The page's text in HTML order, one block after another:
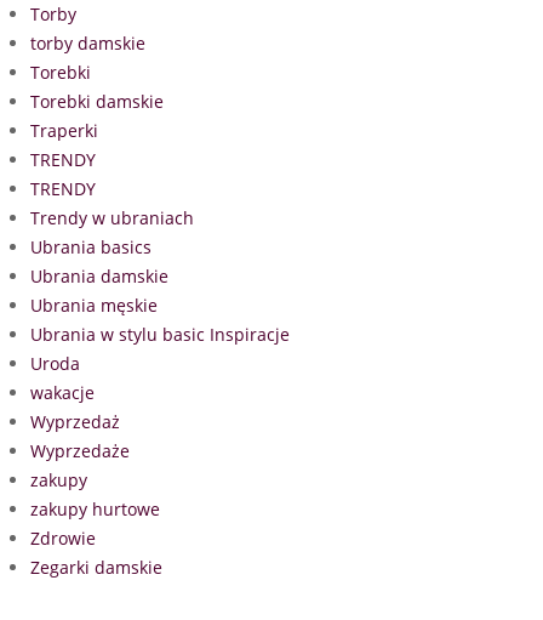
Torby
torby damskie
Torebki
Torebki damskie
Traperki
TRENDY
TRENDY
Trendy w ubraniach
Ubrania basics
Ubrania damskie
Ubrania męskie
Ubrania w stylu basic Inspiracje
Uroda
wakacje
Wyprzedaż
Wyprzedaże
zakupy
zakupy hurtowe
Zdrowie
Zegarki damskie